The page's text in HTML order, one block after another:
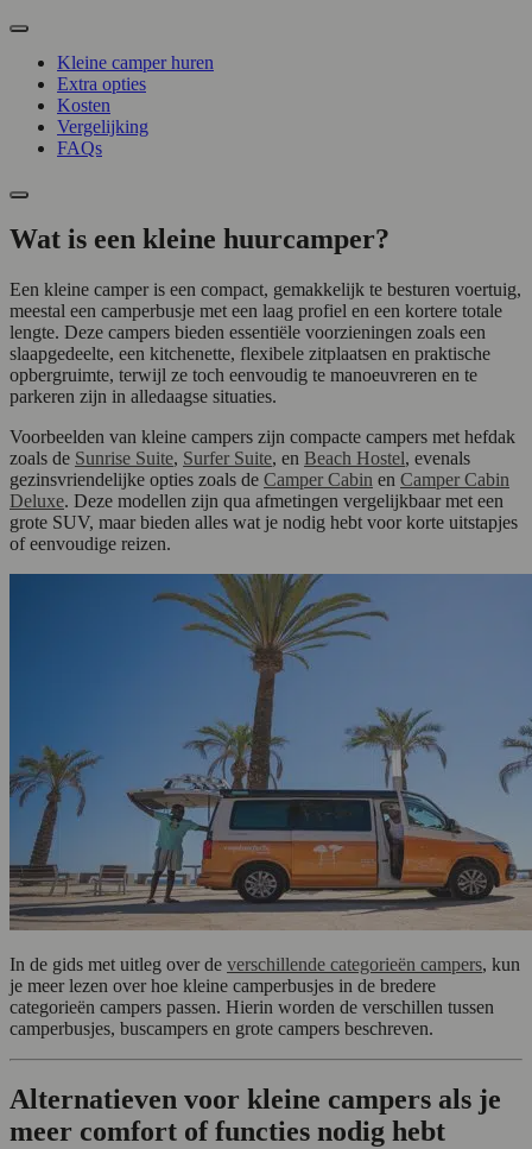
Kleine camper huren
Extra opties
Kosten
Vergelijking
FAQs
Wat is een kleine huurcamper?
Een kleine camper is een compact, gemakkelijk te besturen voertuig,
meestal een camperbusje met een laag profiel en een kortere totale
lengte. Deze campers bieden essentiële voorzieningen zoals een
slaapgedeelte, een kitchenette, flexibele zitplaatsen en praktische
opbergruimte, terwijl ze toch eenvoudig te manoeuvreren en te
parkeren zijn in alledaagse situaties.
Voorbeelden van kleine campers zijn compacte campers met hefdak
zoals de Sunrise Suite, Surfer Suite, en Beach Hostel, evenals
gezinsvriendelijke opties zoals de Camper Cabin en Camper Cabin
Deluxe. Deze modellen zijn qua afmetingen vergelijkbaar met een
grote SUV, maar bieden alles wat je nodig hebt voor korte uitstapjes
of eenvoudige reizen.
In de gids met uitleg over de verschillende categorieën campers, kun
je meer lezen over hoe kleine camperbusjes in de bredere
categorieën campers passen. Hierin worden de verschillen tussen
camperbusjes, buscampers en grote campers beschreven.
Alternatieven voor kleine campers als je
meer comfort of functies nodig hebt